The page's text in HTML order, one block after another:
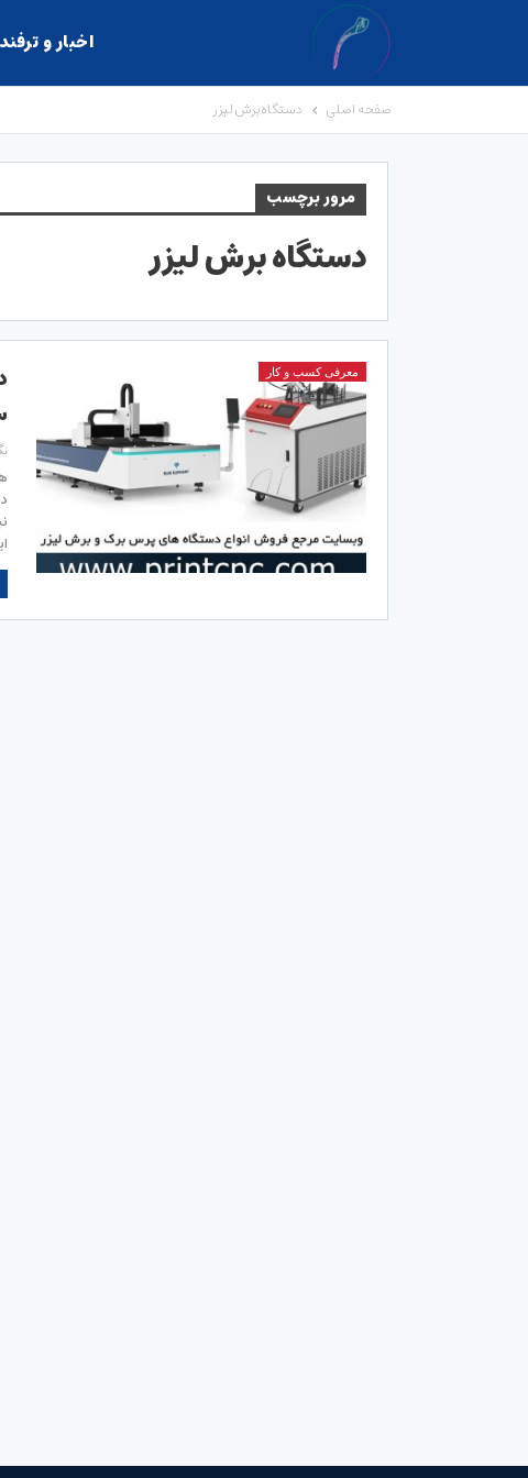
اخبار و
صفحه اصلی دستگاه برش لیزر
مرور برچسب
دستگاه برش لیزر
معرفی کسب و کار